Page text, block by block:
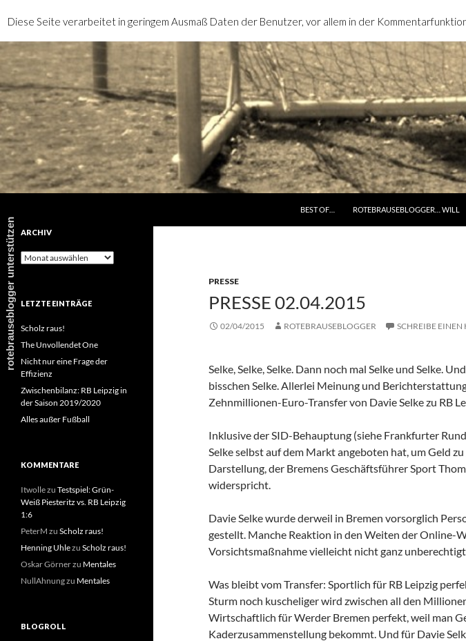
BEST OF…
ROTEBRAUSEBLOGGER… WILL
PRESSE
PRESSE 02.04.2015
02/04/2015 ROTEBRAUSEBLOGGER SCHREIBE
Selke, Selke, Selke. Dann noch mal Selke und Selke.
bisschen Selke. Allerlei Meinung und
Zehnmillionen-Euro-Transfer von Davie Selke zu RB
Inklusive der SID-Behauptung (siehe Frankfurter
Selke selbst auf dem Markt angeboten hat, um Geld
Darstellung, der Bremens Geschäftsführer Sport
widerspricht.
Davie Selke wurde derweil in Bremen vorsorglich
gestellt. Manche Reaktion in den Weiten der Online-
Vorsichtsmaßnahme vielleicht nicht ganz
Was bleibt vom Transfer: Sportlich für RB Leipzig
Sturm noch kuscheliger wird zwischen all den
Wirtschaftlich für Werder Bremen perfekt, weil man
Kaderzusammenstellung bekommt. Und für Davie
ARCHIV
Archiv
LETZTE EINTRÄGE
Scholz raus!
The Unvollendet One
Nicht nur eine Frage der
Effizienz
Zwischenbilanz: RB Leipzig in
der Saison 2019/2020
Alles außer Fußball
KOMMENTARE
Itwollezu Testspiel: Grün-
Weiß Piesteritz vs. RB Leipzig
1:6
PeterM zu Scholz raus!
Henning Uhlezu Scholz raus!
Oskar Görnerzu Mentales
NullAhnungzu Mentales
BLOGROLL
Diese Seite verarbeitet in geringem Ausmaß Daten der Benutzer, vor allem in der
rotebrauseblogger unterstützen